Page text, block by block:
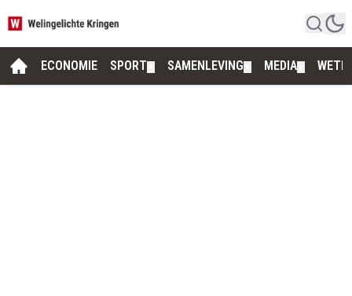
ECONOMIE SPORT SAMENLEVING MEDIA